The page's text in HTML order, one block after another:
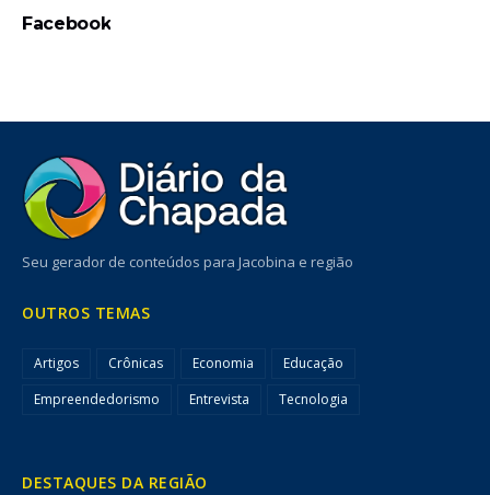
Facebook
Seu gerador de conteúdos para Jacobina e região
OUTROS TEMAS
Artigos Crônicas Economia
Educação
Empreendedorismo
Entrevista Tecnologia
DESTAQUES DA REGIÃO